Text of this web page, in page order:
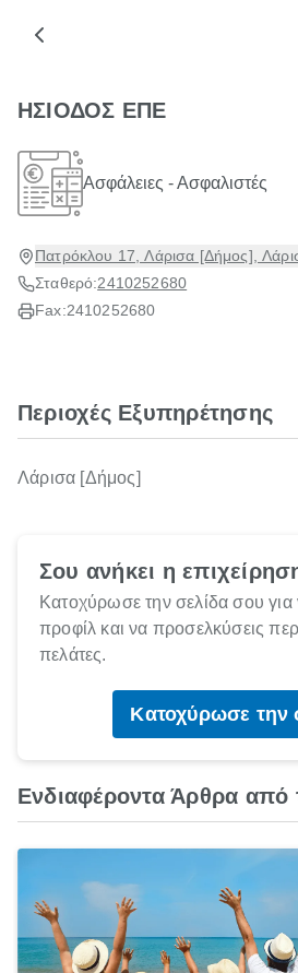
ΗΣΙΟΔΟΣ ΕΠΕ
Ασφάλειες - Ασφαλιστές
Πατρόκλου 17, Λάρισα [Δήμος],
Σταθερό:2410252680
Fax:2410252680
Περιοχές Εξυπηρέτησης
Λάρισα [Δήμος]
Σου ανήκει η
Κατοχύρωσε την σελίδα σου για
προφίλ και να προσελκύσεις
πελάτες.
Κατοχύρωσε την
Ενδιαφέροντα Άρθρα από